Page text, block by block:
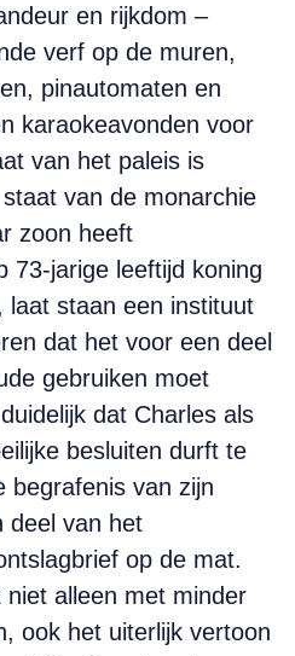
en rijkdom –
verf op de muren,
pinautomaten en
karaokeavonden voor
van het paleis is
van de monarchie
zoon heeft
73-jarige leeftijd koning
laat staan een instituut
dat het voor een deel
gebruiken moet
dat Charles als
besluiten durft te
begrafenis van zijn
deel van het
op de mat.
alleen met minder
ook het uiterlijk vertoon